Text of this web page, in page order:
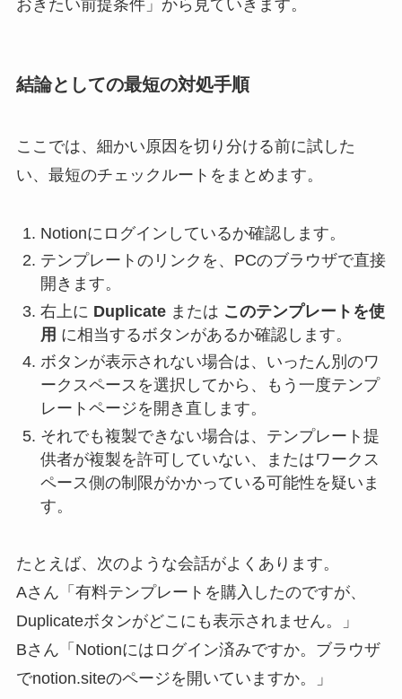
おきたい前提条件」から見ていきます。
結論としての最短の対処手順
ここでは、細かい原因を切り分ける前に試した
い、最短のチェックルートをまとめます。
Notionにログインしているか確認します。
テンプレートのリンクを、PCのブラウザで直接
開きます。
右上に Duplicateまたは このテンプレートを使
用 に相当するボタンがあるか確認します。
ボタンが表示されない場合は、いったん別のワ
ークスペースを選択してから、もう一度テンプ
レートページを開き直します。
それでも複製できない場合は、テンプレート提
供者が複製を許可していない、またはワークス
ペース側の制限がかかっている可能性を疑いま
す。
たとえば、次のような会話がよくあります。
Aさん「有料テンプレートを購入したのですが、
Duplicateボタンがどこにも表示されません。」
Bさん「Notionにはログイン済みですか。ブラウザ
でnotion.siteのページを開いていますか。」